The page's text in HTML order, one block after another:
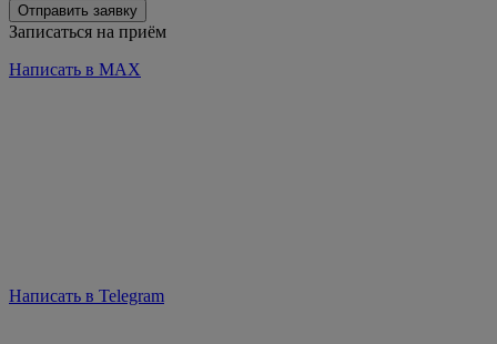
Отправить заявку
Записаться на приём
Написать в MAX
Написать в Telegram